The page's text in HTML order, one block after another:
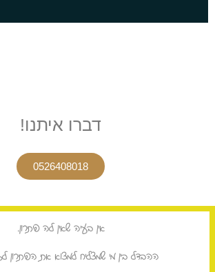
דברו איתנו!
0526408018
אין בעיה שאין לה פיתרון.
ההבדל בין מי שמצליח למצוא את הפיתרון